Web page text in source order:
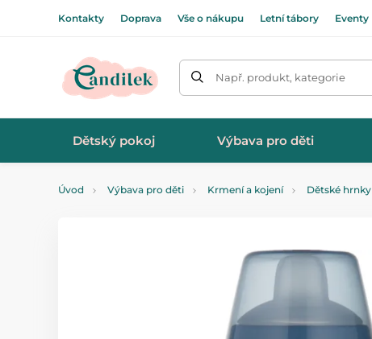
Kontakty Doprava Vše o nákupu Letní tábory Eventy
Např. produkt, kategorie
Dětský pokoj Výbava pro děti
Úvod Výbava pro děti Krmení a kojení Dětské hrnky